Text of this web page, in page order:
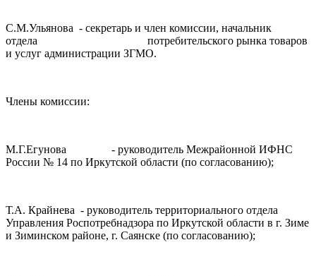
С.М.Ульянова - секретарь и член комиссии, начальник
отдела потребительского рынка товаров
и услуг администрации ЗГМО.
Члены комиссии:
М.Г.Егунова - руководитель Межрайонной ИФНС
России № 14 по Иркутской области (по согласованию);
Т.А. Крайнева - руководитель территориального отдела
Управления Роспотребнадзора по Иркутской области в г. Зиме
и Зиминском районе, г. Саянске (по согласованию);